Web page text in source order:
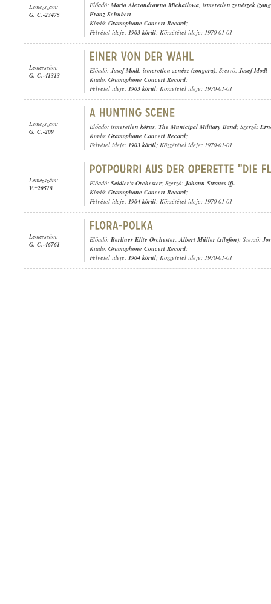
Lemezszám:
G. C.-23475
Előadó: Maria Alexandrowna Michailowa, ismeretlen zenészek
Franz Schubert
Kiadó: Gramophone Concert Record;
Felvétel ideje: 1903 körül; Közzététel ideje: 1970-01-01
Lemezszám:
G. C.-41313
Előadó:Josef Modl, ismeretlen zenész (zongora); Szerző:Josef Modl
Kiadó: Gramophone Concert Record;
Felvétel ideje: 1903 körül; Közzététel ideje: 1970-01-01
Lemezszám:
G. C.-209
Előadó: ismeretlen kórus, The Municipal Military Band; Szerző:
Kiadó: Gramophone Concert Record;
Felvétel ideje: 1903 körül; Közzététel ideje: 1970-01-01
Lemezszám:
V.*20518
Előadó: Seidler's Orchester; Szerző:Johann Strauss ifj.
Kiadó: Gramophone Concert Record;
Felvétel ideje: 1904 körül; Közzététel ideje: 1970-01-01
Lemezszám:
G. C.-46761
Előadó: Berliner Elite Orchester,Albert Müller (xilofon); Szerző:
Kiadó: Gramophone Concert Record;
Felvétel ideje: 1904 körül; Közzététel ideje: 1970-01-01